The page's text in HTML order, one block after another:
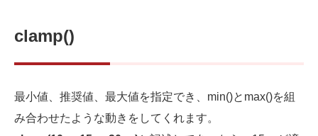
clamp()
最小値、推奨値、最大値を指定でき、min()とmax()を組
み合わせたような動きをしてくれます。